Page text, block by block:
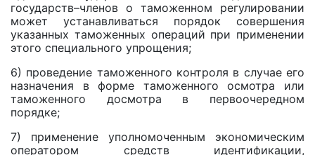
государств–членов о таможенном регулировании
может устанавливаться порядок совершения
указанных таможенных операций при применении
этого специального упрощения;
6) проведение таможенного контроля в случае его
назначения в форме таможенного осмотра или
таможенного досмотра в первоочередном
порядке;
7) применение уполномоченным экономическим
оператором средств идентификации,